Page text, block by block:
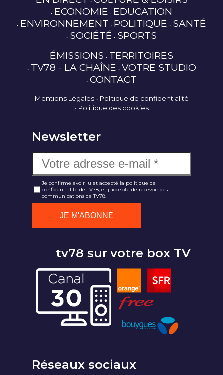
ECONOMIE EDUCATION
ENVIRONNEMENT POLITIQUE SANTÉ
SOCIÉTÉ SPORTS
ÉMISSIONS TERRITOIRES
TV78 - LA CHAÎNE VOTRE STUDIO
CONTACT
Mentions Légales
Politique de confidentialité
Politique des cookies
Newsletter
Je confirme avoir lu et accepté la politique de
confidentialité de TV78, et j'accepte de recevoir des
communications de TV78.
tv78 sur votre box TV
Réseaux sociaux